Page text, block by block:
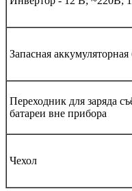
Запасная аккумуляторная
Переходник для заряда
батареи вне прибора
Чехол